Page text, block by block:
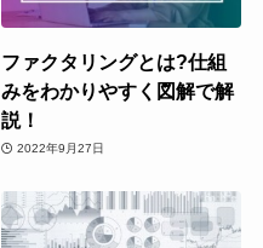
ファクタリングとは?仕組
みをわかりやすく図解で解
説！
2022年9月27日